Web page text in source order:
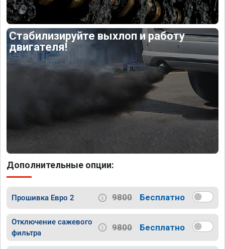
Стабилизируйте выхлоп и работу
двигателя!
Дополнительные опции:
Прошивка Евро 2 9800 Бесплатно
Отключение сажевого
фильтра
9800 Бесплатно